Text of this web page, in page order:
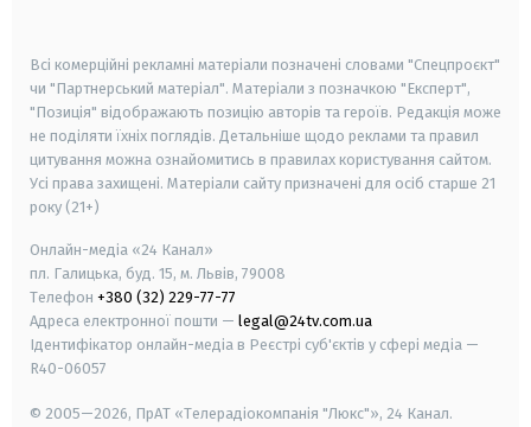
Всі комерційні рекламні матеріали позначені словами "Спецпроєкт"
чи "Партнерський матеріал". Матеріали з позначкою "Експерт",
"Позиція" відображають позицію авторів та героїв. Редакція може
не поділяти їхніх поглядів. Детальніше щодо реклами та правил
цитування можна ознайомитись в правилах користування сайтом.
Усі права захищені. Матеріали сайту призначені для осіб старше 21
року (21+)
Онлайн-медіа «24 Канал»
пл. Галицька, буд. 15, м. Львів, 79008
Телефон +380 (32) 229-77-77
Адреса електронної пошти — legal@24tv.com.ua
Ідентифікатор онлайн-медіа в Реєстрі суб'єктів у сфері медіа —
R40-06057
© 2005—2026, ПрАТ «Телерадіокомпанія "Люкс"», 24 Канал.